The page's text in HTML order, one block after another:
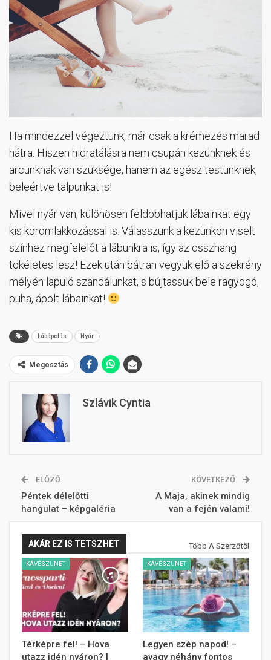
Ha mindezzel végeztünk, már csak a krémezés marad
hátra. Hiszen hidratálásra nem csupán kezünknek és
arcunknak van szüksége, hanem az egész testünknek,
beleértve talpunkat is!
Mivel nyár van, különösen feldobhatjuk lábainkat egy
kis körömlakkozással is. Válasszunk a kezünkön viselt
színhez megfelelőt a lábunkra is, így az összhang
tökéletes lesz! Ezek után bátran vegyük elő a szekrény
mélyén lapuló szandálunkat, s bújtassuk bele ragyogó,
puha, ápolt lábainkat!
Lábápolás Nyár
Megosztás
Szlávik Cyntia
ELŐZŐ
Péntek délelőtti
hangulat – képgaléria
KÖVETKEZŐ
A Maja, akinek mindig
van a fején valami!
AKÁR EZ IS TETSZHET Több A Szerzőtől
KÁVÉSZÜNET
Térképre fel! – Hova
utazz idén nyáron? |
KÁVÉSZÜNET
Legyen szép napod! –
avagy néhány fontos